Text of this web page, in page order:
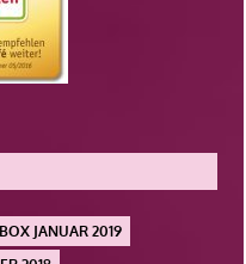
JANUAR 2019